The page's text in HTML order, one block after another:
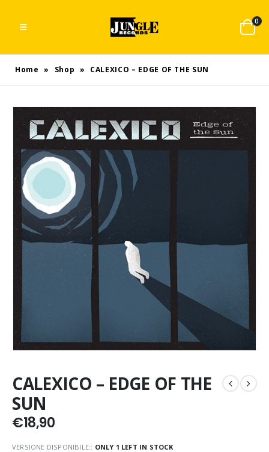
0
Home » Shop » CALEXICO – EDGE OF THE SUN
CALEXICO – EDGE OF THE
SUN
€18,90
VERSIONE DISPONIBILE:: ONLY 1 LEFT IN STOCK